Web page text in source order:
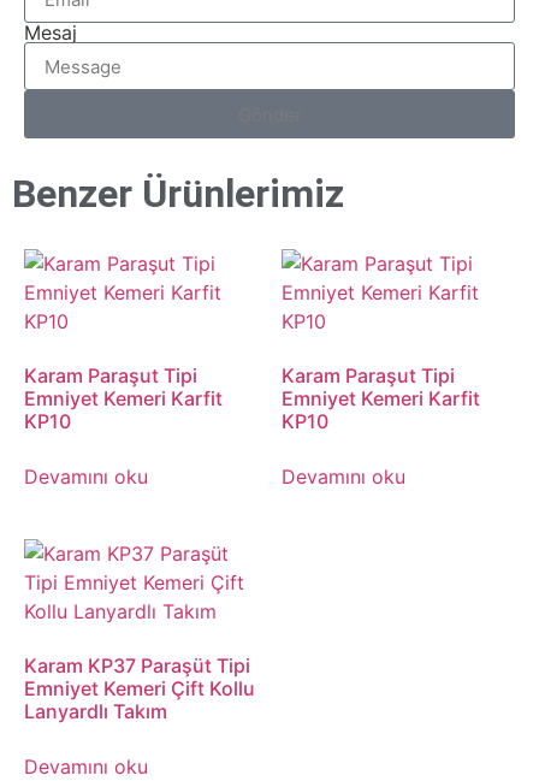
Mesaj
Benzer Ürünlerimiz
Karam Paraşut Tipi
Emniyet Kemeri Karfit
KP10
Devamını oku
Karam Paraşut Tipi
Emniyet Kemeri Karfit
KP10
Devamını oku
Karam KP37 Paraşüt Tipi
Emniyet Kemeri Çift Kollu
Lanyardlı Takım
Devamını oku